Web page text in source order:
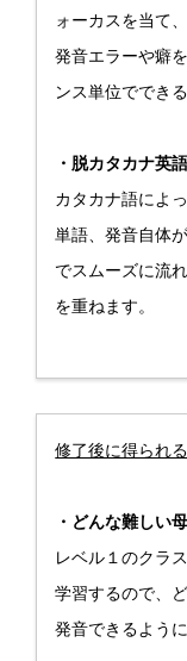
ォーカスを当て
発音エラーや癖
ンス単位ででき
・脱カタカナ英
カタカナ語によ
単語、発音自体
でスムーズに流
を重ねます。
修了後に得られ
・どんな難しい
レベル１のクラ
学習するので、
発音できるよう